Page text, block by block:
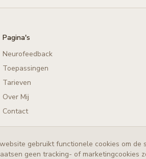
Pagina's
Neurofeedback
Toepassingen
Tarieven
Over Mij
Contact
gebruikt functionele cookies om de
geen tracking- of marketingcookies